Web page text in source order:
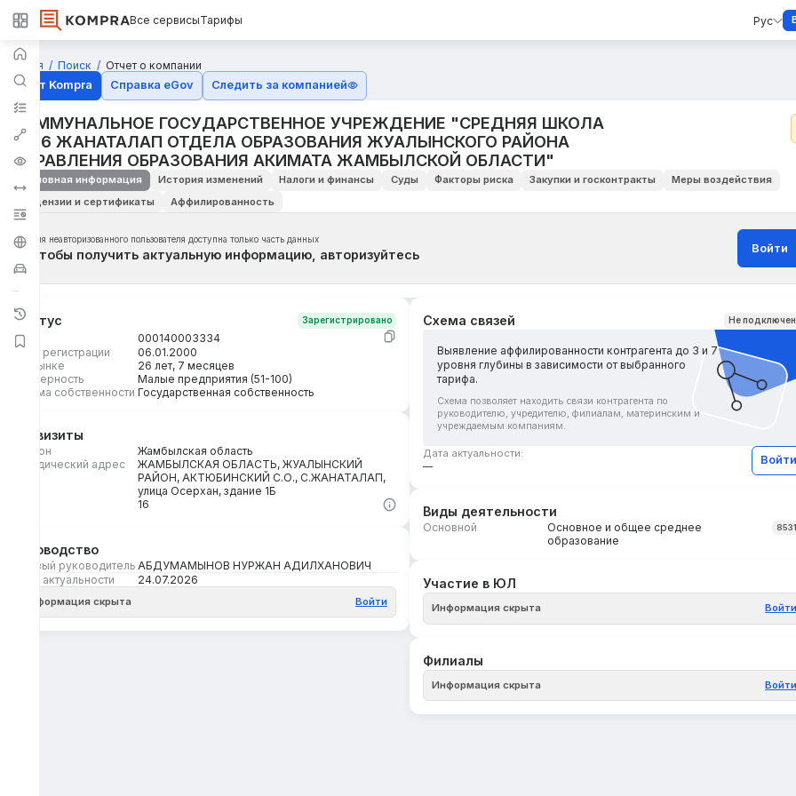
Все сервисыТарифы Рус
Главная Поиск
Отчет о компании
Отчёт Kompra
Справка eGov Следить за компанией
КОММУНАЛЬНОЕ ГОСУДАРСТВЕННОЕ УЧРЕЖДЕНИЕ "СРЕДНЯЯ ШКОЛА
№26 ЖАНАТАЛАП ОТДЕЛА ОБРАЗОВАНИЯ ЖУАЛЫНСКОГО РАЙОНА
УПРАВЛЕНИЯ ОБРАЗОВАНИЯ АКИМАТА ЖАМБЫЛСКОЙ ОБЛАСТИ"
Основная информация История изменений Налоги и финансы Суды Факторы риска Закупки и госконтракты
Меры воздействия
Лицензии и сертификаты
Аффилированность
Для неавторизованного пользователя доступна только часть данных
Чтобы получить актуальную информацию, авторизуйтесь Войти
Статус Зарегистрировано
БИН
000140003334
Дата регистрации
06.01.2000
На рынке
26 лет, 7 месяцев
Размерность
Малые предприятия (51-100)
Форма собственности Государственная собственность
Реквизиты
Регион
Жамбылская область
Юридический адрес
ЖАМБЫЛСКАЯ ОБЛАСТЬ, ЖУАЛЫНСКИЙ
РАЙОН, АКТЮБИНСКИЙ С.О., С.ЖАНАТАЛАП,
улица Осерхан, здание 1Б
16
Руководство
Первый руководитель АБДУМАМЫНОВ НУРЖАН АДИЛХАНОВИЧ
Дата актуальности
24.07.2026
Информация скрыта Войти
Схема связей Не
Выявление аффилированности контрагента до 3 и 7
уровня глубины в зависимости от выбранного
тарифа.
Схема позволяет находить связи контрагента по
руководителю, учредителю, филиалам, материнским и
учреждаемым компаниям.
Дата актуальности:
—
Войти
Виды деятельности
Основной
Основное и общее среднее
образование
Участие в ЮЛ
Информация скрыта Войти
Филиалы
Информация скрыта Войти